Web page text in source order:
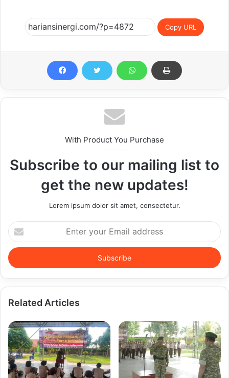
Copy URL
With Product You Purchase
Subscribe to our mailing list to
get the new updates!
Lorem ipsum dolor sit amet, consectetur.
Enter
your
Email
address
Related Articles